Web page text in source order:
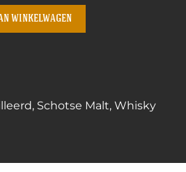
winkelwagen
, Schotse Malt, Whisky